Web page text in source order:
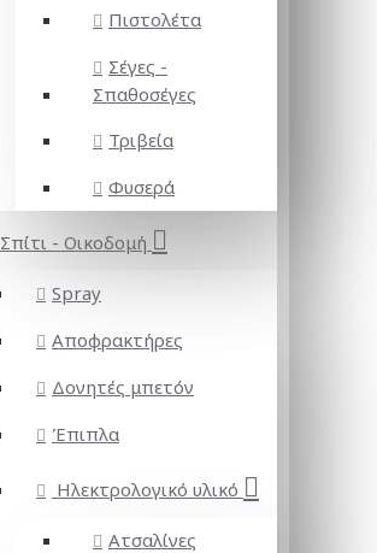
Πιστολέτα
Σέγες -
Σπαθοσέγες
Τριβεία
Φυσερά
Σπίτι - Οικοδομή
Spray
Αποφρακτήρες
Δονητές μπετόν
Έπιπλα
Ηλεκτρολογικό υλικό
Ατσαλίνες